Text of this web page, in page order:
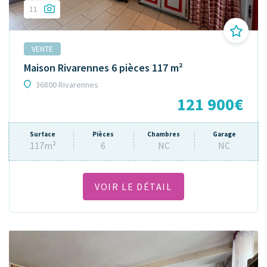
11
VENTE
Maison Rivarennes 6 pièces 117 m²
36800 Rivarennes
121 900€
Surface
117m²
Pièces
6
Chambres
NC
Garage
NC
VOIR LE DÉTAIL